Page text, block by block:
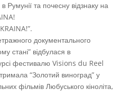
Румунії та почесну відзнаку на
документального
стані” відбулася в
фестивалю Visions du Reel
“Золотий виноград” у
фільмів Любуського кіноліта,